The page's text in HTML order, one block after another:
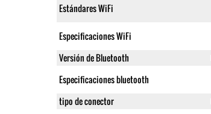
Estándares WiFi
Especificaciones WiFi
Versión de Bluetooth
Especificaciones bluetooth
tipo de conector